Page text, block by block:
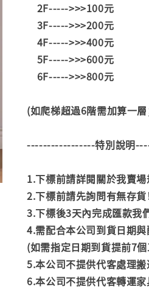
2F----->>>100元
3F----->>>200元
4F----->>>400元
5F----->>>600元
6F----->>>800元
(如爬梯超過6階需加算一
-----------------特別說明
1.下標前請詳閱關於我賣場
2.下標前請先詢問有無存貨
3.下標後3天內完成匯款我
4.需配合本公司到貨日期
(如需指定日期到貨提前7
5.本公司不提供代客處理
6.本公司不提供代客轉運